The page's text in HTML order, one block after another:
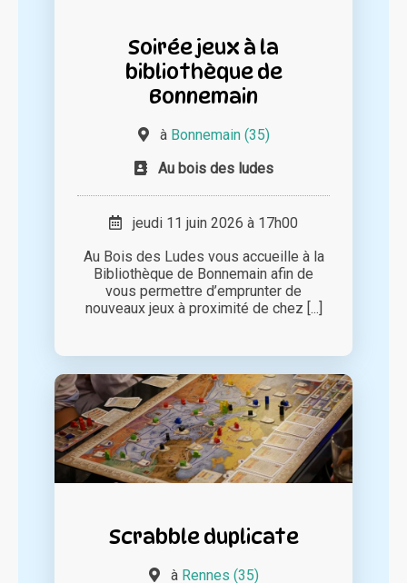
Soirée jeux à la
bibliothèque de
Bonnemain
à Bonnemain (35)
Au bois des ludes
jeudi 11 juin 2026 à 17h00
Au Bois des Ludes vous accueille à la
Bibliothèque de Bonnemain afin de
vous permettre d’emprunter de
nouveaux jeux à proximité de chez [...]
Scrabble duplicate
à Rennes (35)